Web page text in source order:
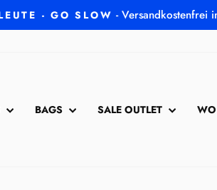
Pause
- GO SLOW - Versandkostenfrei
BAGS SALE OUTLET